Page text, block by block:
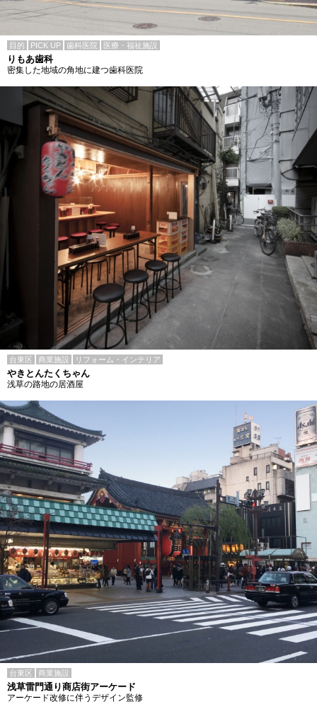
目的 PICK UP 歯科医院 医療・福祉施設
りもあ歯科
密集した地域の角地に建つ歯科医院
台東区 商業施設 リフォーム・インテリア
やきとんたくちゃん
浅草の路地の居酒屋
台東区 商業施設
浅草雷門通り商店街アーケード
アーケード改修に伴うデザイン監修